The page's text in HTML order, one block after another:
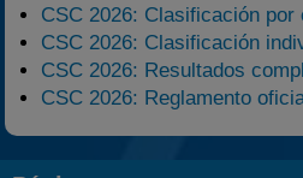
CSC 2026: Clasificación por
CSC 2026: Clasificación
CSC 2026: Resultados
CSC 2026: Reglamento